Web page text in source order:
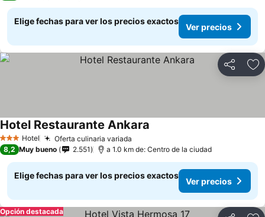
Elige fechas para ver los precios exactos
Ver precios
Compartir
3 Estrellas
Hotel Oferta culinaria variada
Hotel Restaurante Ankara
8,2 Muy bueno 2.551 a 1.0 km de: Centro de la ciudad
Elige fechas para ver los precios exactos
Ver precios
Opción destacada